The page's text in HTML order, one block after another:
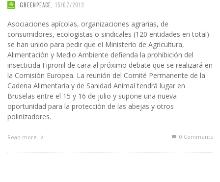
GREENPEACE 15/07/2013
Asociaciones apícolas, organizaciones agrarias, de
consumidores, ecologistas o sindicales (120 entidades en total)
se han unido para pedir que el Ministerio de Agricultura,
Alimentación y Medio Ambiente defienda la prohibición del
insecticida Fipronil de cara al próximo debate que se realizará en
la Comisión Europea. La reunión del Comité Permanente de la
Cadena Alimentaria y de Sanidad Animal tendrá lugar en
Bruselas entre el 15 y 16 de julio y supone una nueva
oportunidad para la protección de las abejas y otros
polinizadores.
Read more 0 Comments